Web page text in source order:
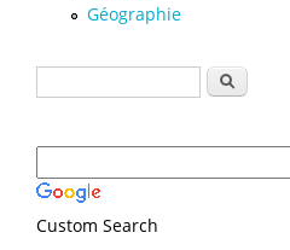
Géographie
Formulaire de recherche
Rechercher
Custom Search